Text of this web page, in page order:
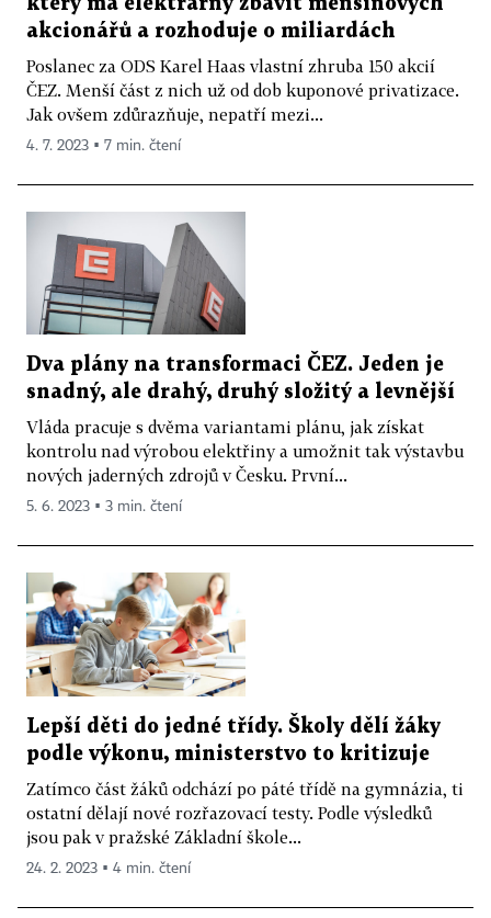
akcionářů a rozhoduje o miliardách
Poslanec za ODS Karel Haas vlastní zhruba 150 akcií
ČEZ. Menší část z nich už od dob kuponové privatizace.
Jak ovšem zdůrazňuje, nepatří mezi...
4. 7. 2023 ▪ 7 min. čtení
Dva plány na transformaci ČEZ. Jeden je
snadný, ale drahý, druhý složitý a levnější
Vláda pracuje s dvěma variantami plánu, jak získat
kontrolu nad výrobou elektřiny a umožnit tak výstavbu
nových jaderných zdrojů v Česku. První...
5. 6. 2023 ▪ 3 min. čtení
Lepší děti do jedné třídy. Školy dělí žáky
podle výkonu, ministerstvo to kritizuje
Zatímco část žáků odchází po páté třídě na gymnázia, ti
ostatní dělají nové rozřazovací testy. Podle výsledků
jsou pak v pražské Základní škole...
24. 2. 2023 ▪ 4 min. čtení